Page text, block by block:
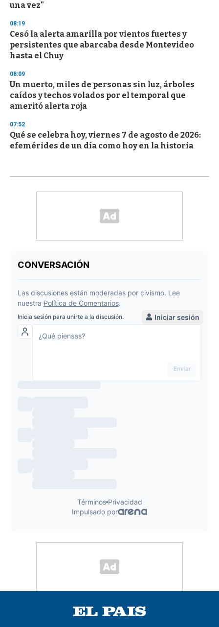
una vez"
08:19
Cesó la alerta amarilla por vientos fuertes y
persistentes que abarcaba desde Montevideo
hasta el Chuy
08:09
Un muerto, miles de personas sin luz, árboles
caídos y techos volados por el temporal que
ameritó alerta roja
07:52
Qué se celebra hoy, viernes 7 de agosto de 2026:
efemérides de un día como hoy en la historia